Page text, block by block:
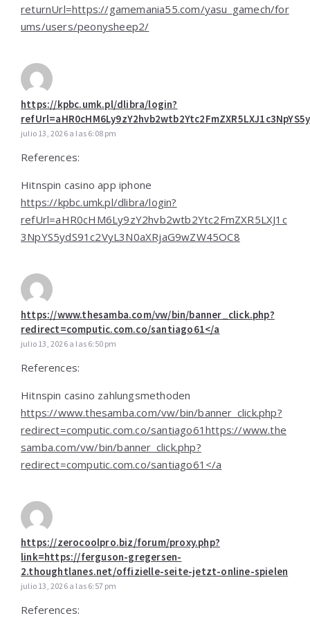
returnUrl=https://gamemania55.com/yasu_gamech/for
ums/users/peonysheep2/
https://kpbc.umk.pl/dlibra/login?
julio 13, 2026 a las 6:08 pm
References:
Hitnspin casino app iphone
https://kpbc.umk.pl/dlibra/login?
refUrl=aHR0cHM6Ly9zY2hvb2wtb2Ytc2FmZXR5LXJ1c
3NpYS5ydS91c2VyL3N0aXRjaG9wZW45OC8
https://www.thesamba.com/vw/bin/banner_click.php?
redirect=computic.com.co/santiago61</a
julio 13, 2026 a las 6:50 pm
References:
Hitnspin casino zahlungsmethoden
https://www.thesamba.com/vw/bin/banner_click.php?
redirect=computic.com.co/santiago61https://www.the
samba.com/vw/bin/banner_click.php?
redirect=computic.com.co/santiago61</a
https://zerocoolpro.biz/forum/proxy.php?
link=https://ferguson-gregersen-
2.thoughtlanes.net/offizielle-seite-jetzt-online-spielen
julio 13, 2026 a las 6:57 pm
References: